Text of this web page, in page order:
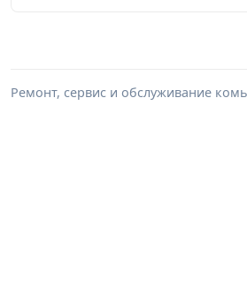
Ремонт, сервис и обслуживание